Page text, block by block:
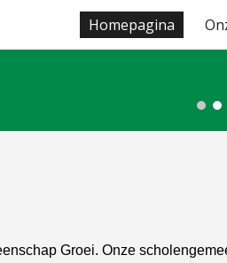
Skip to main content
Homepagina
Groei. Onze